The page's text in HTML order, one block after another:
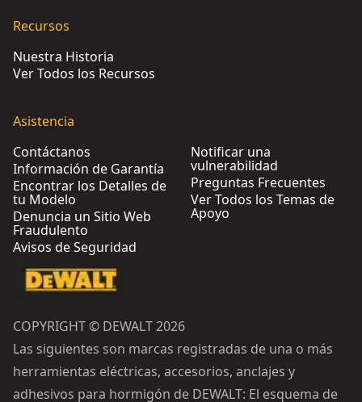
Recursos
Nuestra Historia
Ver Todos los Recursos
Asistencia
Contáctanos
Información de Garantía
Encontrar los Detalles de
tu Modelo
Denuncia un Sitio Web
Fraudulento
Avisos de Seguridad
Notificar una
vulnerabilidad
Preguntas Frecuentes
Ver Todos los Temas de
Apoyo
COPYRIGHT © DEWALT 2026
Las siguientes son marcas registradas de una o más
herramientas eléctricas, accesorios, anclajes y
adhesivos para hormigón de DEWALT: El esquema de